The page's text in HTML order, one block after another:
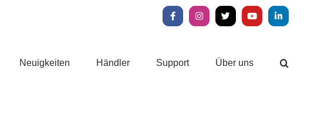
FacebookInstagram
X YouTubeLinkedIn
Neuigkeiten Händler Support Über uns